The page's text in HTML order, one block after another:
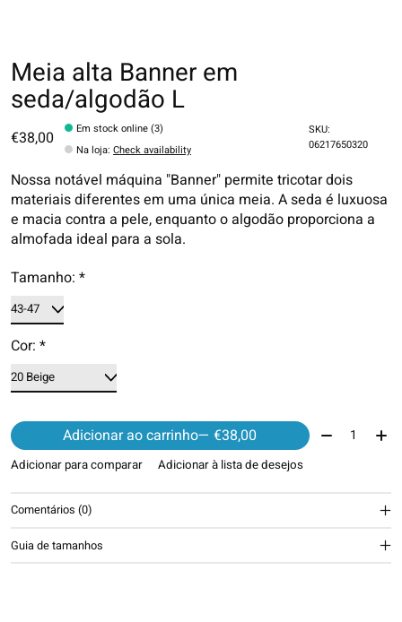
Meia alta Banner em
seda/algodão L
€38,00
Em stock online (3)
Na loja:Check availability
SKU:
06217650320
Nossa notável máquina "Banner" permite tricotar dois
materiais diferentes em uma única meia. A seda é luxuosa
e macia contra a pele, enquanto o algodão proporciona a
almofada ideal para a sola.
Tamanho: *
Cor: *
Adicionar ao carrinho — €38,00 Quantidade:
Adicionar para comparar Adicionar à lista de desejos
Comentários (0)
Guia de tamanhos